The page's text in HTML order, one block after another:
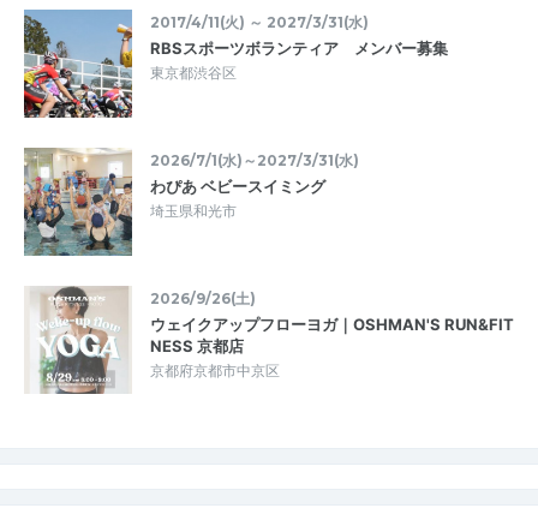
2017/4/11(火) ～ 2027/3/31(水)
RBSスポーツボランティア メンバー募集
東京都渋谷区
2026/7/1(水)～2027/3/31(水)
わぴあ ベビースイミング
埼玉県和光市
2026/9/26(土)
ウェイクアップフローヨガ｜OSHMAN'S RUN&FIT
NESS 京都店
京都府京都市中京区